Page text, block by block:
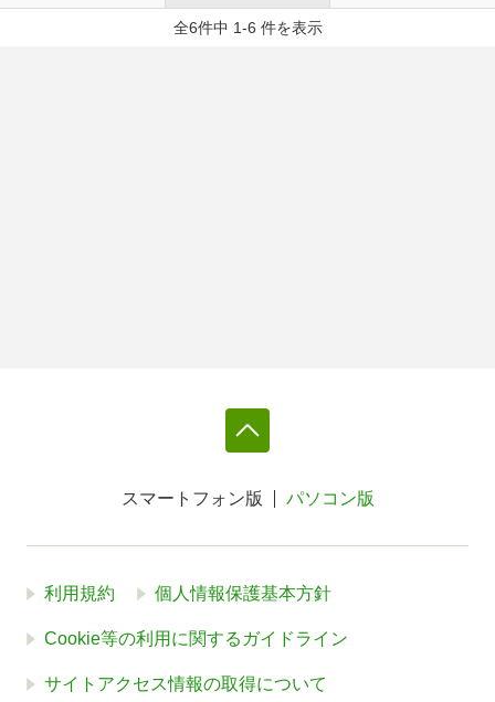
全6件中 1-6 件を表示
スマートフォン版 パソコン版
利用規約 個人情報保護基本方針
Cookie等の利用に関するガイドライン
サイトアクセス情報の取得について